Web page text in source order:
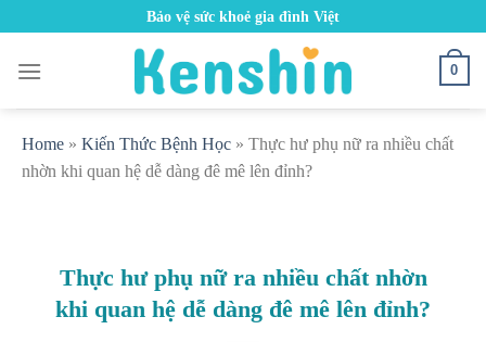
content
Bảo vệ sức khoẻ gia đình Việt
0
Home » Kiến Thức Bệnh Học » Thực hư phụ nữ ra nhiều chất
nhờn khi quan hệ dễ dàng đê mê lên đỉnh?
Thực hư phụ nữ ra nhiều chất nhờn
khi quan hệ dễ dàng đê mê lên đỉnh?